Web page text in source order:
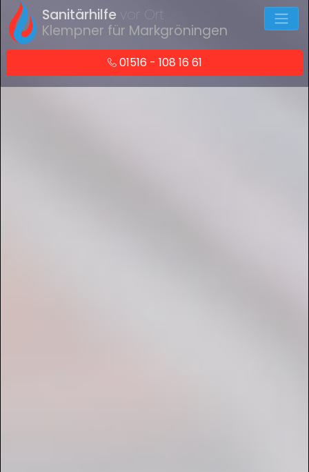
Sanitärhilfe vor Ort
Klempner für Markgröningen
01516 - 108 16 61